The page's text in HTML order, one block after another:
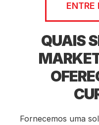
ENTRE
QUAIS
Fornecemos uma